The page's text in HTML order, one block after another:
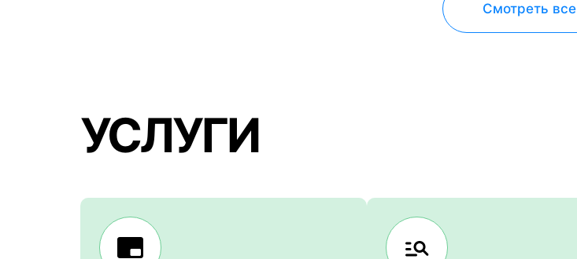
Смотреть все
УСЛУГИ